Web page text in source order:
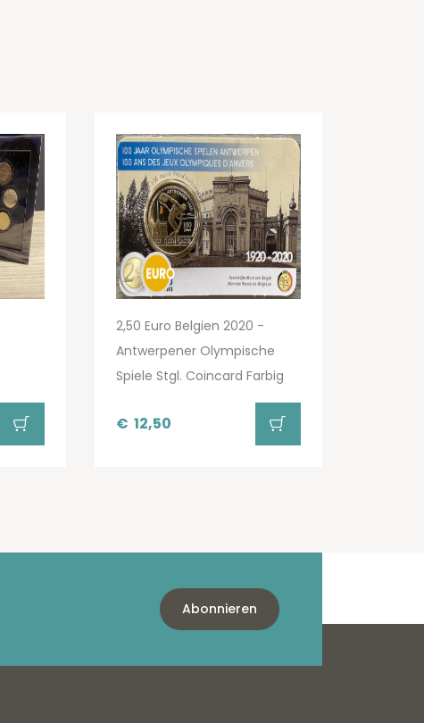
2,50 Euro Belgien 2020 -
Antwerpener Olympische
Spiele Stgl. Coincard Farbig
€ 12,50
Abonnieren